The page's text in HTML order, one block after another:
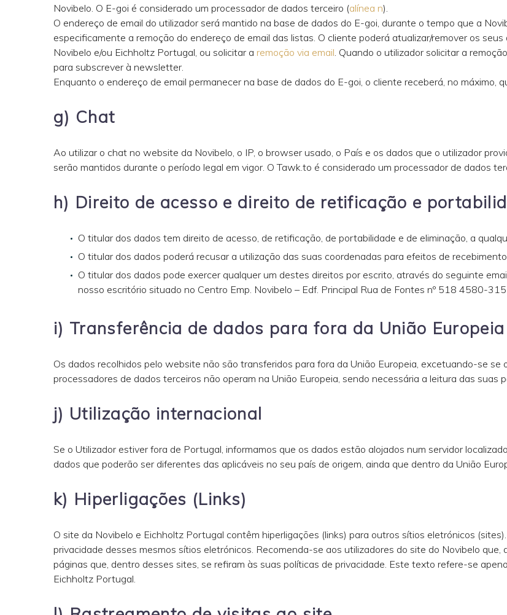
Novibelo. O E-goi é considerado um processador de dados terceiro (alínea n).
O endereço de email do utilizador será mantido na base de dados do E-goi, durante o tempo que a
especificamente a remoção do endereço de email das listas. O cliente poderá atualizar/remover os
Novibelo e/ou Eichholtz Portugal, ou solicitar a remoção via email . Quando o utilizador solicitar a
para subscrever à newsletter.
Enquanto o endereço de email permanecer na base de dados do E-goi, o cliente receberá, no máximo,
g) Chat
Ao utilizar o chat no website da Novibelo, o IP, o browser usado, o País e os dados que o utilizador
serão mantidos durante o período legal em vigor. O Tawk.to é considerado um processador de dados
h) Direito de acesso e direito de retificação e
O titular dos dados tem direito de acesso, de retificação, de portabilidade e de eliminação, a
O titular dos dados poderá recusar a utilização das suas coordenadas para efeitos de
O titular dos dados pode exercer qualquer um destes direitos por escrito, através do seguinte
nosso escritório situado no Centro Emp. Novibelo – Edf. Principal Rua de Fontes nº 518 4580-315
i) Transferência de dados para fora da União Europeia
Os dados recolhidos pelo website não são transferidos para fora da União Europeia, excetuando-se se
processadores de dados terceiros não operam na União Europeia, sendo necessária a leitura das suas
j) Utilização internacional
Se o Utilizador estiver fora de Portugal, informamos que os dados estão alojados num servidor
dados que poderão ser diferentes das aplicáveis no seu país de origem, ainda que dentro da União
k) Hiperligações (Links)
O site da Novibelo e Eichholtz Portugal contêm hiperligações (links) para outros sítios eletrónicos
privacidade desses mesmos sítios eletrónicos. Recomenda-se aos utilizadores do site do Novibelo
páginas que, dentro desses sites, se refiram às suas políticas de privacidade. Este texto refere-se
Eichholtz Portugal.